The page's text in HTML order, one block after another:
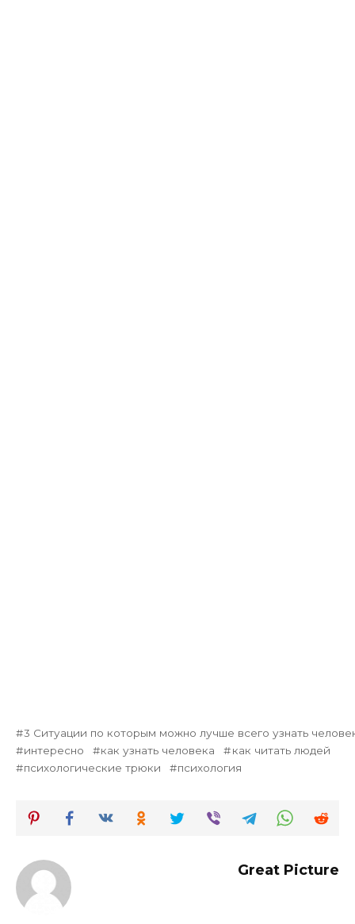
3 Ситуации по которым можно лучше всего узнать
интересно
как узнать человека
как читать людей
психологические трюки
психология
Great Picture